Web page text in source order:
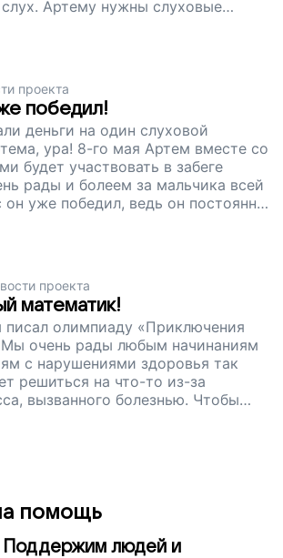
Артему нужны слуховые
слышать этот мир. Сейчас мы
деньги. Поддержите наш проект!
проекта
победил!
деньги на один слуховой
ура! 8-го мая Артем вместе со
будет участвовать в забеге
рады и болеем за мальчика всей
уже победил, ведь он постоянно
которые ставит болезнь.
деньги на слуховые аппараты
Артему слышать, поддержите
проекта
математик!
олимпиаду «Приключения
Мы очень рады любым начинаниям
с нарушениями здоровья так
решиться на что-то из-за
вызванного болезнью. Чтобы
свои силы, искал себя и
деньги на современные
для мальчишки. Помогите
помощь
Поддержим людей и